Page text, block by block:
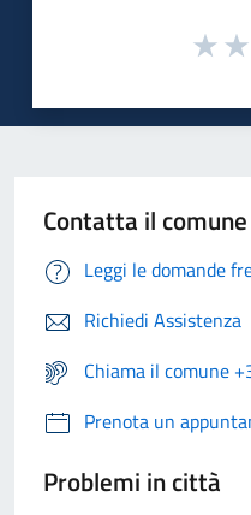
Contatta il comune
Leggi le domande
Richiedi Assistenza
Chiama il comune
Prenota un
Problemi in città